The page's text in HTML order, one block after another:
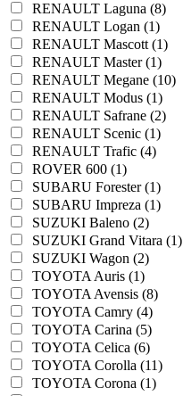
RENAULT Laguna (8)
RENAULT Logan (1)
RENAULT Mascott (1)
RENAULT Master (1)
RENAULT Megane (10)
RENAULT Modus (1)
RENAULT Safrane (2)
RENAULT Scenic (1)
RENAULT Trafic (4)
ROVER 600 (1)
SUBARU Forester (1)
SUBARU Impreza (1)
SUZUKI Baleno (2)
SUZUKI Grand Vitara (1)
SUZUKI Wagon (2)
TOYOTA Auris (1)
TOYOTA Avensis (8)
TOYOTA Camry (4)
TOYOTA Carina (5)
TOYOTA Celica (6)
TOYOTA Corolla (11)
TOYOTA Corona (1)